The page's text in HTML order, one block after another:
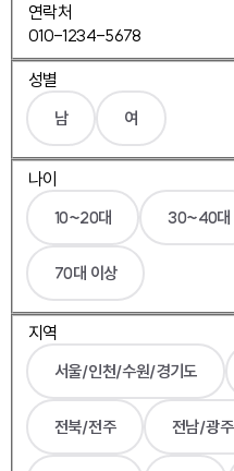
연락처
성별
남 여
나이
10~20대 30~40대
70대 이상
지역
서울/인천/수원/경기도
전북/전주 전남/광주